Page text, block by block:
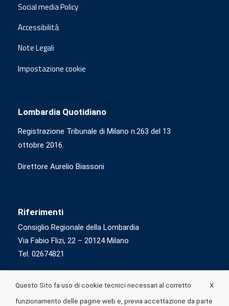
Social media Policy
Accessibilità
Note Legali
Impostazione cookie
Lombardia Quotidiano
Registrazione Tribunale di Milano n.263 del 13
ottobre 2016.
Direttore Aurelio Biassoni
Riferimenti
Consiglio Regionale della Lombardia
Via Fabio Flizi, 22 – 20124 Milano
Tel. 02674821
X
Questo Sito fa uso di cookie tecnici necessari al corretto
funzionamento delle pagine web e, previa accettazione da parte